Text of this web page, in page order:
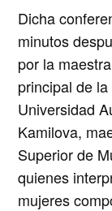
Dicha
minutos
por la
principal de
Universidad
Kamilova,
Superior de
quienes
mujeres